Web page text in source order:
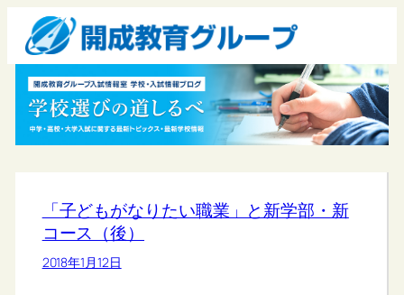
「子どもがなりたい職業」と新学部・新
コース（後）
2018年1月12日